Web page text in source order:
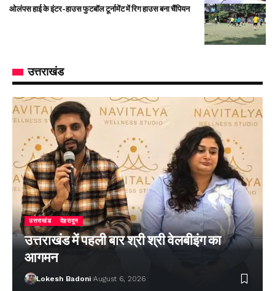
ओलंपस हाई के इंटर-हाउस फुटबॉल टूर्नामेंट में रिग हाउस बना चैंपियन
उत्तराखंड
उत्तराखंड देहरादून
उत्तराखंड में पहली बार श्री श्री वेलबीइंग का
आगमन
Lokesh Badoni August 6, 2026